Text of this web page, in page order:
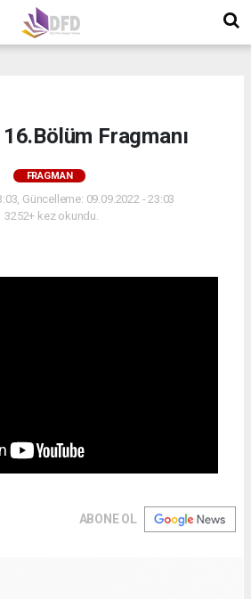
Fragmanı
FRAGMAN
Güncelleme: 09.09.2022 - 23:03
3252+ kez okundu.
ABONE OL